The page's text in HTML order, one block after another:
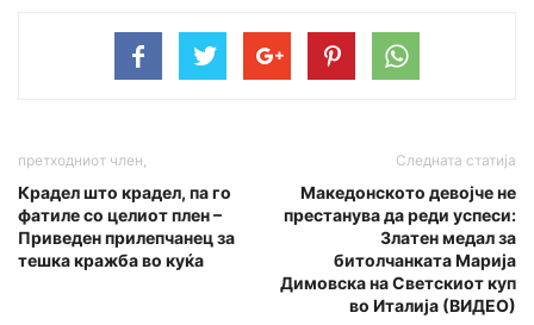
претходниот член,
Крадел што крадел, па го
фатиле со целиот плен –
Приведен прилепчанец за
тешка кражба во куќа
Следната статија
Македонското девојче не
престанува да реди успеси:
Златен медал за
битолчанката Марија
Димовска на Светскиот куп
во Италија (ВИДЕО)